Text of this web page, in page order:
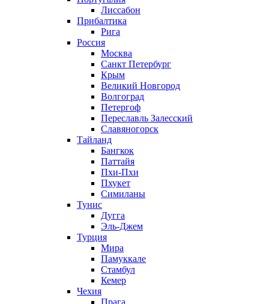
Лиссабон
Прибалтика
Рига
Россия
Москва
Санкт Петербург
Крым
Великий Новгород
Волгоград
Петергоф
Переславль Залесский
Славяногорск
Тайланд
Бангкок
Паттайя
Пхи-Пхи
Пхукет
Симиланы
Тунис
Дугга
Эль-Джем
Турция
Мира
Памуккале
Стамбул
Кемер
Чехия
Прага